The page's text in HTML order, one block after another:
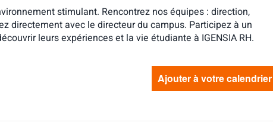
stimulant. Rencontrez nos équipes : direction,
directement avec le directeur du campus. Participez à un
leurs expériences et la vie étudiante à IGENSIA RH.
Ajouter à votre calendrier